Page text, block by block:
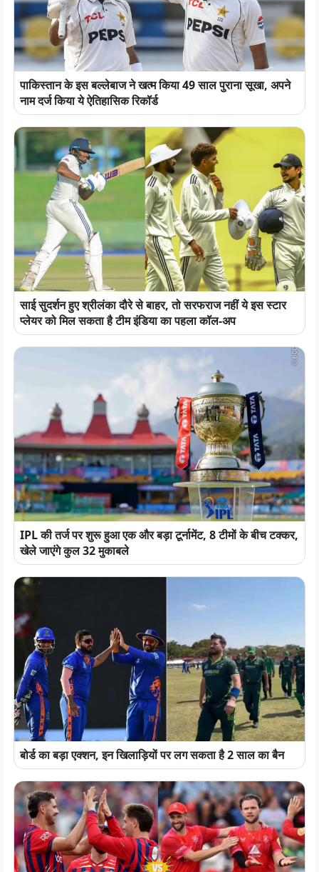
पाकिस्तान के इस बल्लेबाज ने खत्म किया 49 साल पुराना सूखा, अपने
नाम दर्ज किया ये ऐतिहासिक रिकॉर्ड
साई सुदर्शन हुए श्रीलंका दौरे से बाहर, तो सरफराज नहीं ये इस स्टार
प्लेयर को मिल सकता है टीम इंडिया का पहला कॉल-अप
IPL की तर्ज पर शुरू हुआ एक और बड़ा टूर्नामेंट, 8 टीमों के बीच टक्कर,
खेले जाएंगे कुल 32 मुकाबले
बोर्ड का बड़ा एक्शन, इन खिलाड़ियों पर लग सकता है 2 साल का बैन